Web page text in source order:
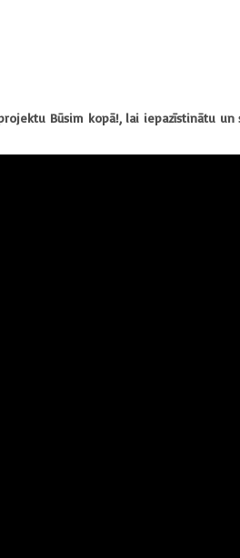
Būsim kopā!, lai iepazīstinātu